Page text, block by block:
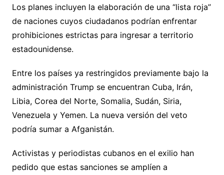
Los planes incluyen la elaboración de una “lista roja”
de naciones cuyos ciudadanos podrían enfrentar
prohibiciones estrictas para ingresar a territorio
estadounidense.
Entre los países ya restringidos previamente bajo la
administración Trump se encuentran Cuba, Irán,
Libia, Corea del Norte, Somalia, Sudán, Siria,
Venezuela y Yemen. La nueva versión del veto
podría sumar a Afganistán.
Activistas y periodistas cubanos en el exilio han
pedido que estas sanciones se amplíen a